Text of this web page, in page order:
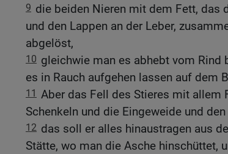
9 die beiden Nieren mit dem Fett, das
und den Lappen an der Leber,
abgelöst,
10 gleichwie man es abhebt vom Rind
es in Rauch aufgehen lassen auf dem
11 Aber das Fell des Stieres mit allem
Schenkeln und die Eingeweide und den
12 das soll er alles hinaustragen aus
Stätte, wo man die Asche hinschüttet,